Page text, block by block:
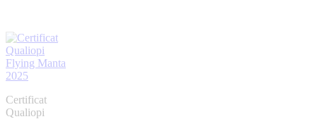
Certificat
Qualiopi